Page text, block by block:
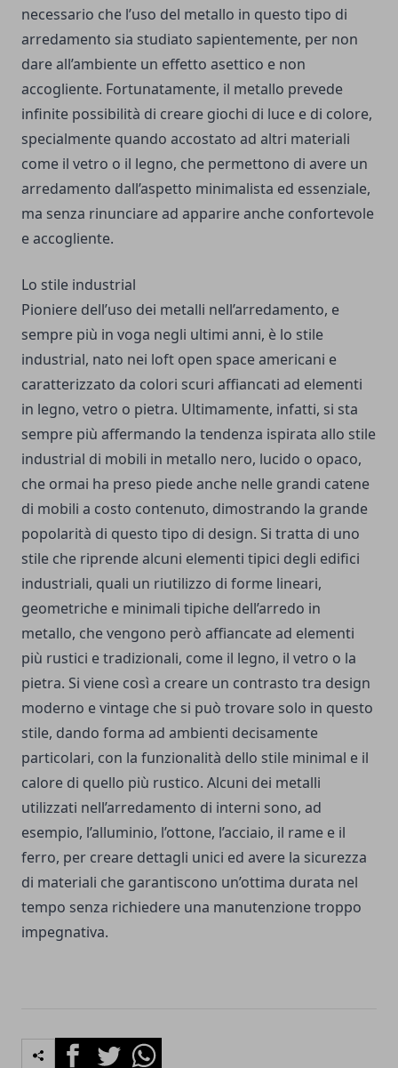
necessario che l’uso del metallo in questo tipo di
arredamento sia studiato sapientemente, per non
dare all’ambiente un effetto asettico e non
accogliente. Fortunatamente, il metallo prevede
infinite possibilità di creare giochi di luce e di colore,
specialmente quando accostato ad altri materiali
come il vetro o il legno, che permettono di avere un
arredamento dall’aspetto minimalista ed essenziale,
ma senza rinunciare ad apparire anche confortevole
e accogliente.
Lo stile industrial
Pioniere dell’uso dei metalli nell’arredamento, e
sempre più in voga negli ultimi anni, è lo stile
industrial, nato nei loft open space americani e
caratterizzato da colori scuri affiancati ad elementi
in legno, vetro o pietra. Ultimamente, infatti, si sta
sempre più affermando la tendenza ispirata allo stile
industrial di mobili in metallo nero, lucido o opaco,
che ormai ha preso piede anche nelle grandi catene
di mobili a costo contenuto, dimostrando la grande
popolarità di questo tipo di design. Si tratta di uno
stile che riprende alcuni elementi tipici degli edifici
industriali, quali un riutilizzo di forme lineari,
geometriche e minimali tipiche dell’arredo in
metallo, che vengono però affiancate ad elementi
più rustici e tradizionali, come il legno, il vetro o la
pietra. Si viene così a creare un contrasto tra design
moderno e vintage che si può trovare solo in questo
stile, dando forma ad ambienti decisamente
particolari, con la funzionalità dello stile minimal e il
calore di quello più rustico. Alcuni dei metalli
utilizzati nell’arredamento di interni sono, ad
esempio, l’alluminio, l’ottone, l’acciaio, il rame e il
ferro, per creare dettagli unici ed avere la sicurezza
di materiali che garantiscono un’ottima durata nel
tempo senza richiedere una manutenzione troppo
impegnativa.
FacebookTwitterWhatsapp